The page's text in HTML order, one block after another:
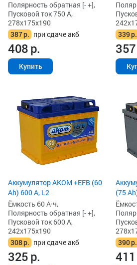
Полярность обратная [- +],
Пусковой ток 750 А,
278x175x190
387р. при сдаче акб
408р.
Купить
339р.
357
Аккумулятор AKOM +EFB (60
Ah) 600 А, L2
Ёмкость 60 А·ч,
Полярность обратная [- +],
Пусковой ток 600 А,
242x175x190
308р. при сдаче акб
325р.
(75
390р.
411